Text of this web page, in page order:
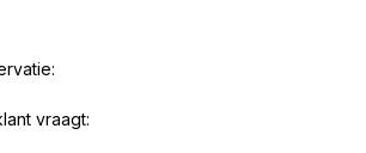
vraagt: